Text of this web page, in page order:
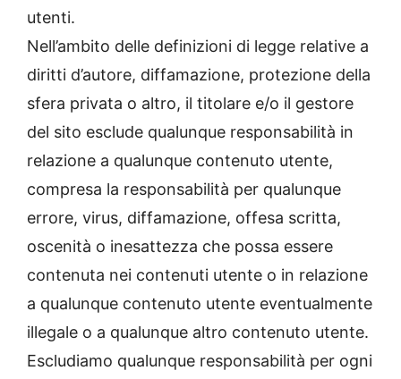
utenti.
Nell’ambito delle definizioni di legge relative a
diritti d’autore, diffamazione, protezione della
sfera privata o altro, il titolare e/o il gestore
del sito esclude qualunque responsabilità in
relazione a qualunque contenuto utente,
compresa la responsabilità per qualunque
errore, virus, diffamazione, offesa scritta,
oscenità o inesattezza che possa essere
contenuta nei contenuti utente o in relazione
a qualunque contenuto utente eventualmente
illegale o a qualunque altro contenuto utente.
Escludiamo qualunque responsabilità per ogni